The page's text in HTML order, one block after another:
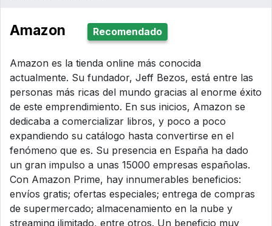
Amazon Recomendado
Amazon es la tienda online más conocida
actualmente. Su fundador, Jeff Bezos, está entre las
personas más ricas del mundo gracias al enorme éxito
de este emprendimiento. En sus inicios, Amazon se
dedicaba a comercializar libros, y poco a poco
expandiendo su catálogo hasta convertirse en el
fenómeno que es. Su presencia en España ha dado
un gran impulso a unas 15000 empresas españolas.
Con Amazon Prime, hay innumerables beneficios:
envíos gratis; ofertas especiales; entrega de compras
de supermercado; almacenamiento en la nube y
streaming ilimitado, entre otros. Un beneficio muy